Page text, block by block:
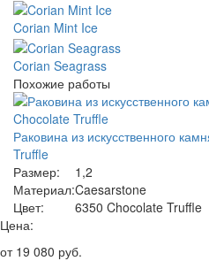
Corian Mint Ice
Corian Seagrass
Похожие работы
Раковина из искусственного
Truffle
Размер:
1,2
Материал:Caesarstone
Цвет:
6350 Chocolate Truffle
Цена:
от 19 080 руб.